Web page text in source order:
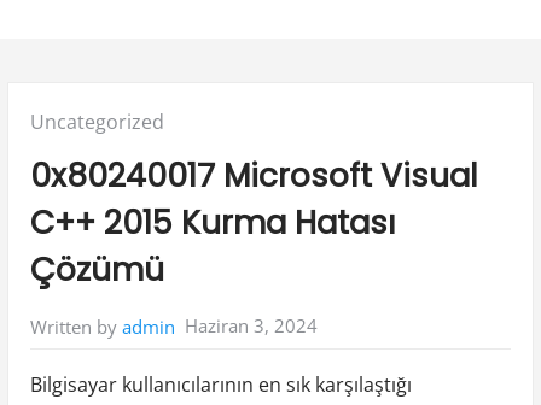
Posted
in:
Uncategorized
0x80240017 Microsoft Visual
C++ 2015 Kurma Hatası
Çözümü
Written by admin Haziran 3, 2024
Bilgisayar kullanıcılarının en sık karşılaştığı